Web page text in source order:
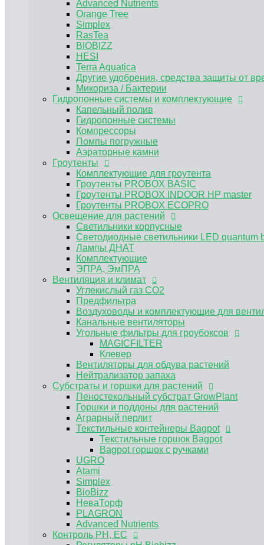
Гроутенты
Комплектующие для гроутента
Гроутенты PROBOX BASIC
Гроутенты PROBOX INDOOR HP master
Гроутенты PROBOX ECOPRO
Освещение для растений
Светильники корпусные
Светодиодные светильники LED quantum
Лампы ДНАТ
Комплектующие
ЭПРА, ЭмПРА
Вентиляция и климат
Углекислый газ CO2
Предфильтра
Воздуховоды и комплектующие для
Канальные вентиляторы
Угольные фильтры для гроубоксов
MAGICFILTER
Клевер
Вентиляторы для обдува растений
Нейтрализатор запаха
Субстраты и горшки для растений
Пеностекольный субстрат GrowPlant
Горшки и поддоны для растений
Аграрный перлит
Текстильные контейнеры Bagpot
Текстильные горшок Bagpot
Bagpot горшок с ручками
UGRO
Atami
Simplex
BioBizz
НеваТорф
PLAGRON
Advanced Nutrients
Контроль PH, EC
Регуляторы pH Biobizz
Регуляторы pH Plagron
Регуляторы pH Orange Tree
Регуляторы pH Simplex
E-MODE регуляторы рН
Регуляторы pH Terra Aquatica (GHE)
Измерение pH EC TDS
Растворы для хранения электродов,
Инструменты и аксессуары
Мешки для экстракции
Электронные весы
Садовый инвентарь
Регуляторы влажности
Сушилки для растений
Розетка - таймер
Advanced Nutrients
Orange Tree
Simplex
RasTea
BIOBIZZ
HESI
Terra Aquatica
Другие удобрения, средства защиты от
Микориза / Бактерии
Гидропонные системы и комплектующие
Капельный полив
Гидропонные системы
Компрессоры
Помпы погружные
Аэраторные камни
Гроутенты
Комплектующие для гроутента
Гроутенты PROBOX BASIC
Гроутенты PROBOX INDOOR HP master
Гроутенты PROBOX ECOPRO
Освещение для растений
Светильники корпусные
Светодиодные светильники LED quantum
Лампы ДНАТ
Комплектующие
ЭПРА, ЭмПРА
Вентиляция и климат
Углекислый газ CO2
Предфильтра
Воздуховоды и комплектующие для
Канальные вентиляторы
Угольные фильтры для гроубоксов
MAGICFILTER
Клевер
Вентиляторы для обдува растений
Нейтрализатор запаха
Субстраты и горшки для растений
Пеностекольный субстрат GrowPlant
Горшки и поддоны для растений
Аграрный перлит
Текстильные контейнеры Bagpot
Текстильные горшок Bagpot
Bagpot горшок с ручками
UGRO
Atami
Simplex
BioBizz
НеваТорф
PLAGRON
Advanced Nutrients
Контроль PH, EC